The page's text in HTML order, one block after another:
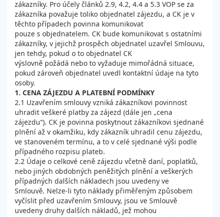
zákazníky. Pro účely článků 2.9, 4.2, 4.4 a 5.3 VOP se za
zákazníka považuje toliko objednatel zájezdu, a CK je v
těchto případech povinna komunikovat
pouze s objednatelem. CK bude komunikovat s ostatními
zákazníky, v jejichž prospěch objednatel uzavřel Smlouvu,
jen tehdy, pokud o to objednatel CK
výslovně požádá nebo to vyžaduje mimořádná situace,
pokud zároveň objednatel uvedl kontaktní údaje na tyto
osoby.
1. CENA ZÁJEZDU A PLATEBNÍ PODMÍNKY
2.1 Uzavřením smlouvy vzniká zákazníkovi povinnost
uhradit veškeré platby za zájezd (dále jen „cena
zájezdu“). CK je povinna poskytnout zákazníkovi sjednané
plnění až v okamžiku, kdy zákazník uhradil cenu zájezdu,
ve stanoveném termínu, a to v celé sjednané výši podle
případného rozpisu plateb.
2.2 Údaje o celkové ceně zájezdu včetně daní, poplatků,
nebo jiných obdobných peněžitých plnění a veškerých
případných dalších nákladech jsou uvedeny ve
Smlouvě. Nelze-li tyto náklady přiměřeným způsobem
vyčíslit před uzavřením Smlouvy, jsou ve Smlouvě
uvedeny druhy dalších nákladů, jež mohou